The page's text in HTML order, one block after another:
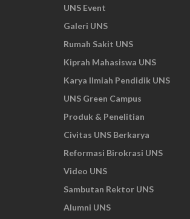
UNS Event
Galeri UNS
Rumah Sakit UNS
Kiprah Mahasiswa UNS
Karya Ilmiah Pendidik UNS
UNS Green Campus
Produk & Penelitian
Civitas UNS Berkarya
Reformasi Birokrasi UNS
Video UNS
Sambutan Rektor UNS
Alumni UNS